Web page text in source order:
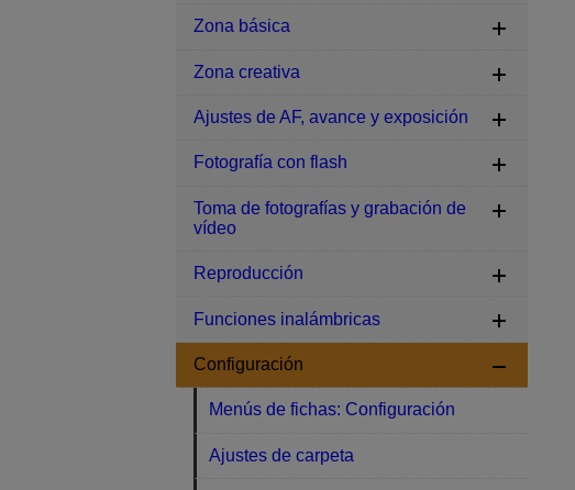
Zona básica
Zona creativa
Ajustes de AF, avance y exposición
Fotografía con flash
Toma de fotografías y grabación de
vídeo
Reproducción
Funciones inalámbricas
Configuración
Menús de fichas: Configuración
Ajustes de carpeta